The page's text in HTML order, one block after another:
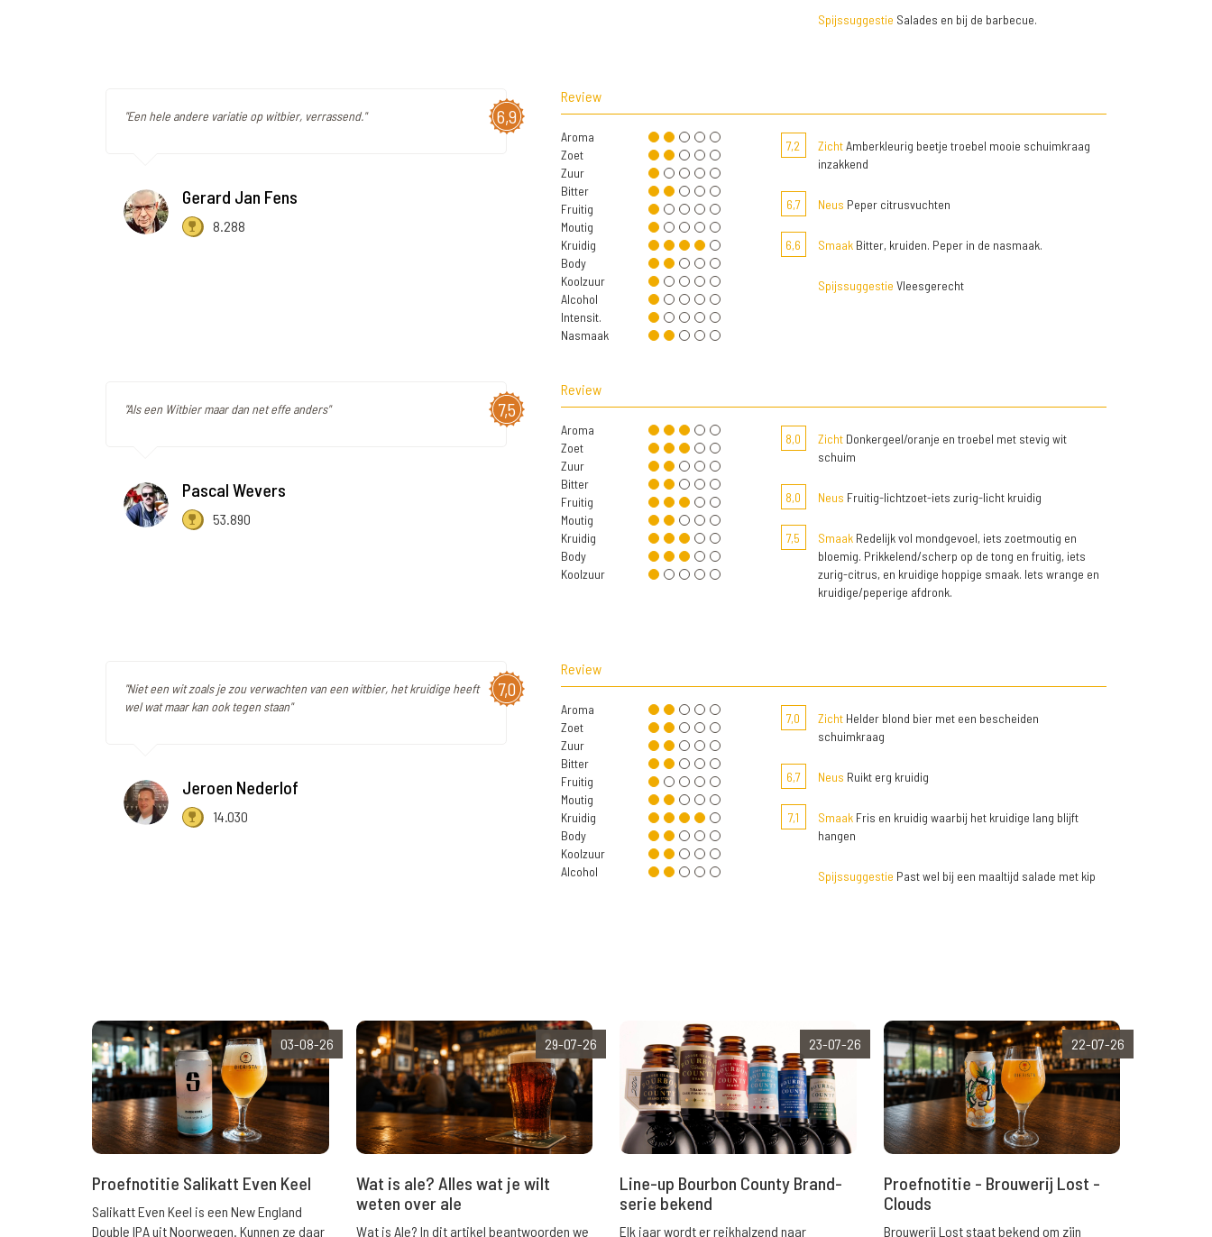
Spijssuggestie Salades en bij de barbecue.
6,9
"Een hele andere variatie op witbier, verrassend."
Gerard Jan Fens
8.288
Review
Aroma
Zoet
Zuur
Bitter
Fruitig
Moutig
Kruidig
Body
Koolzuur
Alcohol
Intensit.
Nasmaak
7,2 ZichtAmberkleurig beetje troebel mooie schuimkraag
inzakkend
6,7 Neus Peper citrusvuchten
6,6 SmaakBitter, kruiden. Peper in de nasmaak.
Spijssuggestie Vleesgerecht
7,5
"Als een Witbier maar dan net effe anders"
Pascal Wevers
53.890
Review
Aroma
Zoet
Zuur
Bitter
Fruitig
Moutig
Kruidig
Body
Koolzuur
8,0 ZichtDonkergeel/oranje en troebel met stevig wit
schuim
8,0 Neus Fruitig-lichtzoet-iets zurig-licht kruidig
7,5 SmaakRedelijk vol mondgevoel, iets zoetmoutig en
bloemig. Prikkelend/scherp op de tong en fruitig, iets
zurig-citrus, en kruidige hoppige smaak. Iets wrange en
kruidige/peperige afdronk.
7,0
"Niet een wit zoals je zou verwachten van een witbier, het kruidige heeft
wel wat maar kan ook tegen staan"
Jeroen Nederlof
14.030
Review
Aroma
Zoet
Zuur
Bitter
Fruitig
Moutig
Kruidig
Body
Koolzuur
Alcohol
7,0 ZichtHelder blond bier met een bescheiden
schuimkraag
6,7 Neus Ruikt erg kruidig
7,1 SmaakFris en kruidig waarbij het kruidige lang blijft
hangen
Spijssuggestie Past wel bij een maaltijd salade met kip
03-08-26
Proefnotitie Salikatt Even Keel
Salikatt Even Keel is een New England
Double IPA uit Noorwegen. Kunnen ze daar
29-07-26
Wat is ale? Alles wat je wilt
weten over ale
Wat is Ale? In dit artikel beantwoorden we
23-07-26
Line-up Bourbon County Brand-
serie bekend
Elk jaar wordt er reikhalzend naar
22-07-26
Proefnotitie - Brouwerij Lost -
Clouds
Brouwerij Lost staat bekend om zijn